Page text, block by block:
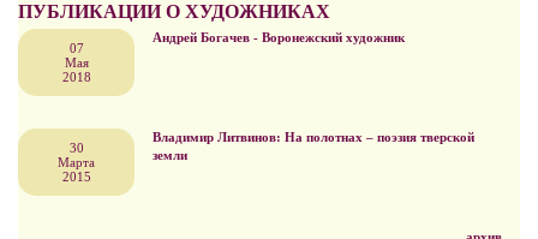
ПУБЛИКАЦИИ О ХУДОЖНИКАХ
07
Мая
2018
Андрей Богачев - Воронежский художник
30
Марта
2015
Владимир Литвинов: На полотнах – поэзия тверской
земли